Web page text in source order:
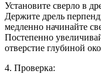
Установите сверло в
Держите дрель
медленно начинайте
Постепенно
отверстие глубиной
4. Проверка: